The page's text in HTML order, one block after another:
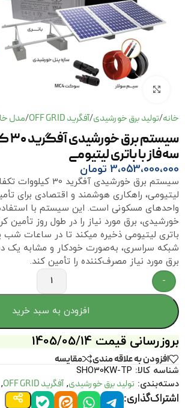
برای بزرگنمایی کلیک کنید
خانه/تولید برق خورشیدی/آفگرید OFF GRID /مدل
سه‌فاز با باتری لیتیومی
3،053،000،000 تومان
سیستم برق خورشیدی
لیتیومی، راهکاری هوشمند و اقتصادی برای
واحدهای مسکونی است. این سیستم با
خورشیدی، برق مورد نیاز را در طول روز تأمین
باتری لیتیومی ذخیره میکند تا در ساعات شب
برق مورد نیاز مصرف‌کننده را تأمین کند.
-
افزودن به سبد خرید
بروزرسانی قیمت 1405/05/14
افزودن به علاقه مندی مقايسه
شناسه کالا: SHO30KW-TP
دسته‌بندی: تولید برق خورشیدی, آفگرید OFF GRID ,
اشتراک‌گذاری: